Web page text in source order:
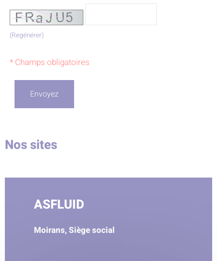
(Regénérer)
* Champs obligatoires
Nos sites
ASFLUID
Moirans, Siège social